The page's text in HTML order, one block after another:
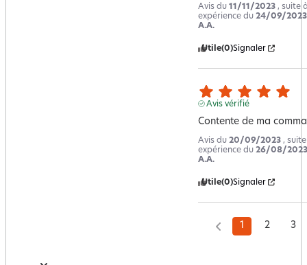
Avis du 11/11/2023 , suite
expérience du 24/09/2023
A.A.
Utile(0)Signaler
Avis vérifié
Contente de ma
Avis du 20/09/2023 ,
expérience du 26/08/2023
A.A.
Utile(0)Signaler
1 2 3